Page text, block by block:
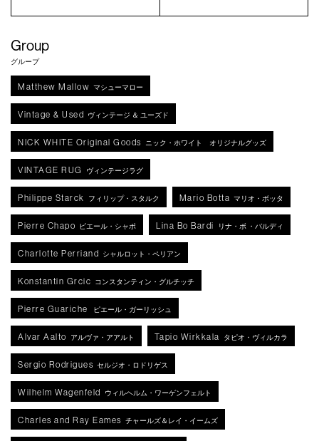
Group
グループ
Matthew Mallow マシューマロー
Vintage & Used ヴィンテージ ＆ ユーズド
NICK WHITE Original Goods ニック・ホワイト オリジナルグッズ
VINTAGE RUG ヴィンテージラグ
Philippe Starck フィリップ・スタルク Mario Botta マリオ・ボッタ
Pierre Chapo ピエール・シャポ Lina Bo Bardi リナ・ボ ・バルディ
Charlotte Perriand シャルロット・ペリアン
Konstantin Grcic コンスタンティン・グルチッチ
Pierre Guariche ピエール・ガーリッシュ
Alvar Aalto アルヴァ・アアルト Tapio Wirkkala タピオ・ヴィルカラ
Sergio Rodrigues セルジオ・ロドリゲス
Wilhelm Wagenfeld ウィルヘルム・ワーゲンフェルト
Charles and Ray Eames チャールズ＆レイ・イームズ